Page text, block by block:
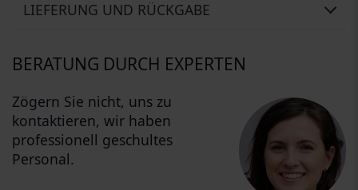
LIEFERUNG UND RÜCKGABE
BERATUNG DURCH EXPERTEN
Zögern Sie nicht, uns zu
kontaktieren, wir haben
professionell geschultes
Personal.